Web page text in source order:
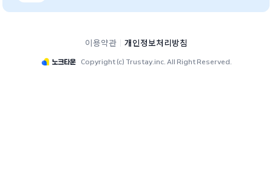
이용약관 개인정보처리방침
Copyright (c) Trustay.inc. All Right Reserved.